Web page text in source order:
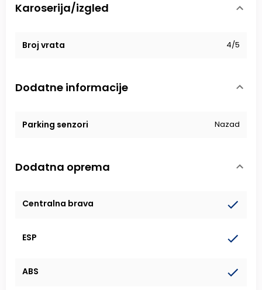
Karoserija/izgled
Broj vrata 4/5
Dodatne informacije
Parking senzori Nazad
Dodatna oprema
Centralna brava
ESP
ABS